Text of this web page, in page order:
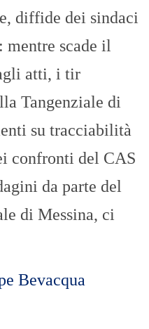
diffide dei sindaci
mentre scade il
atti, i tir
Tangenziale di
su tracciabilità
confronti del CAS
da parte del
di Messina, ci
Bevacqua